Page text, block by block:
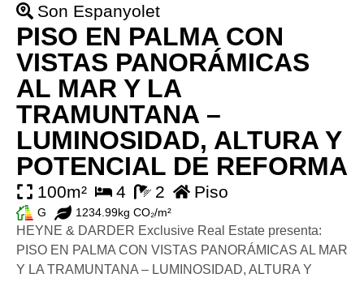
Son Espanyolet
PISO EN PALMA CON
VISTAS PANORÁMICAS
AL MAR Y LA
TRAMUNTANA –
LUMINOSIDAD, ALTURA Y
POTENCIAL DE REFORMA
100m² 4 2 Piso
G 1234.99kg CO₂/m²
HEYNE & DARDER Exclusive Real Estate presenta:
PISO EN PALMA CON VISTAS PANORÁMICAS AL MAR
Y LA TRAMUNTANA – LUMINOSIDAD, ALTURA Y